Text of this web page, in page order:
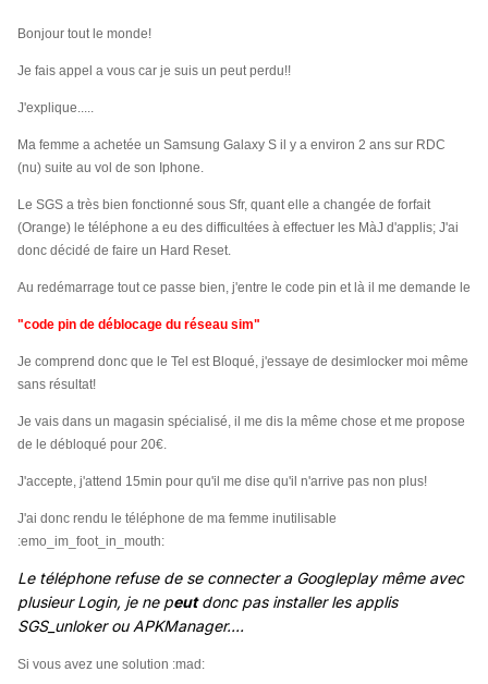
Bonjour tout le monde!
Je fais appel a vous car je suis un peut perdu!!
J'explique.....
Ma femme a achetée un Samsung Galaxy S il y a environ 2 ans sur RDC
(nu) suite au vol de son Iphone.
Le SGS a très bien fonctionné sous Sfr, quant elle a changée de forfait
(Orange) le téléphone a eu des difficultées à effectuer les MàJ d'applis; J'ai
donc décidé de faire un Hard Reset.
Au redémarrage tout ce passe bien, j'entre le code pin et là il me demande le
"code pin de déblocage du réseau sim"
Je comprend donc que le Tel est Bloqué, j'essaye de desimlocker moi même
sans résultat!
Je vais dans un magasin spécialisé, il me dis la même chose et me propose
de le débloqué pour 20€.
J'accepte, j'attend 15min pour qu'il me dise qu'il n'arrive pas non plus!
J'ai donc rendu le téléphone de ma femme inutilisable
:emo_im_foot_in_mouth:
Le téléphone refuse de se connecter a Googleplay même avec
plusieur Login, je ne peutdonc pas installer les applis
SGS_unloker ou APKManager....
Si vous avez une solution :mad: